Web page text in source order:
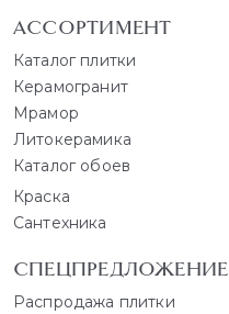
АССОРТИМЕНТ
Каталог плитки
Керамогранит
Мрамор
Литокерамика
Каталог обоев
Краска
Сантехника
СПЕЦПРЕДЛОЖЕНИЕ
Распродажа плитки